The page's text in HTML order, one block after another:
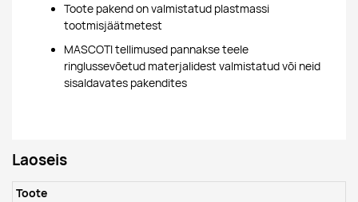
Toote pakend on valmistatud plastmassi
tootmisjäätmetest
MASCOTI tellimused pannakse teele
ringlussevõetud materjalidest valmistatud või neid
sisaldavates pakendites
Laoseis
Toote